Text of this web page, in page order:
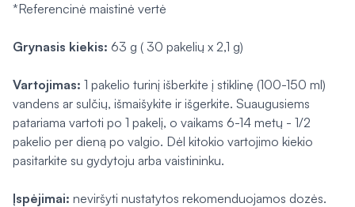
*Referencinė maistinė vertė
Grynasis kiekis: 63 g ( 30 pakelių x 2,1 g)
Vartojimas: 1 pakelio turinį išberkite į stiklinę (100-150 ml)
vandens ar sulčių, išmaišykite ir išgerkite. Suaugusiems
patariama vartoti po 1 pakelį, o vaikams 6-14 metų - 1/2
pakelio per dieną po valgio. Dėl kitokio vartojimo kiekio
pasitarkite su gydytoju arba vaistininku.
Įspėjimai: neviršyti nustatytos rekomenduojamos dozės.